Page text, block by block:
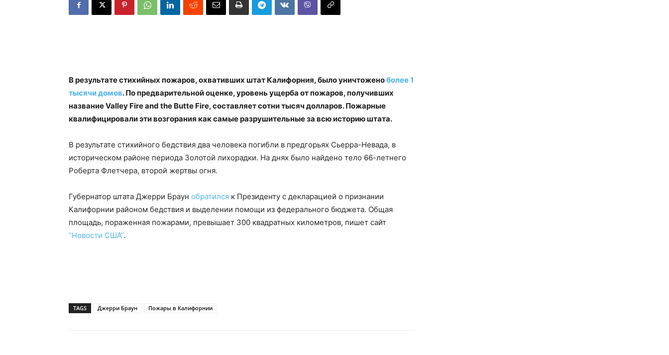
В результате стихийных пожаров, охвативших штат Калифорния, было уничтоженоболее 1
тысячи домов. По предварительной оценке, уровень ущерба от пожаров, получивших
название Valley Fire and the Butte Fire, составляет сотни тысяч долларов. Пожарные
квалифицировали эти возгорания как самые разрушительные за всю историю штата.
В результате стихийного бедствия два человека погибли в предгорьях Сьерра-Невада, в
историческом районе периода Золотой лихорадки. На днях было найдено тело 66-летнего
Роберта Флетчера, второй жертвы огня.
Губернатор штата Джерри Браун обратился к Президенту с декларацией о признании
Калифорнии районом бедствия и выделении помощи из федерального бюджета. Общая
площадь, пораженная пожарами, превышает 300 квадратных километров, пишет сайт
“Новости США”.
TAGS Джерри Браун Пожары в Калифорнии